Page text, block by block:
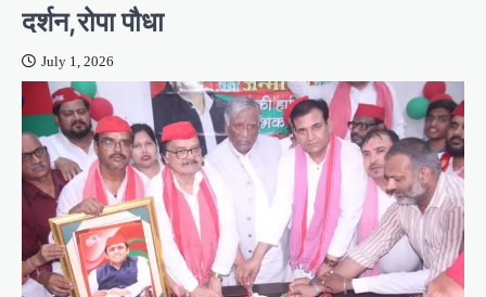
दर्शन,रोपा पौधा
July 1, 2026